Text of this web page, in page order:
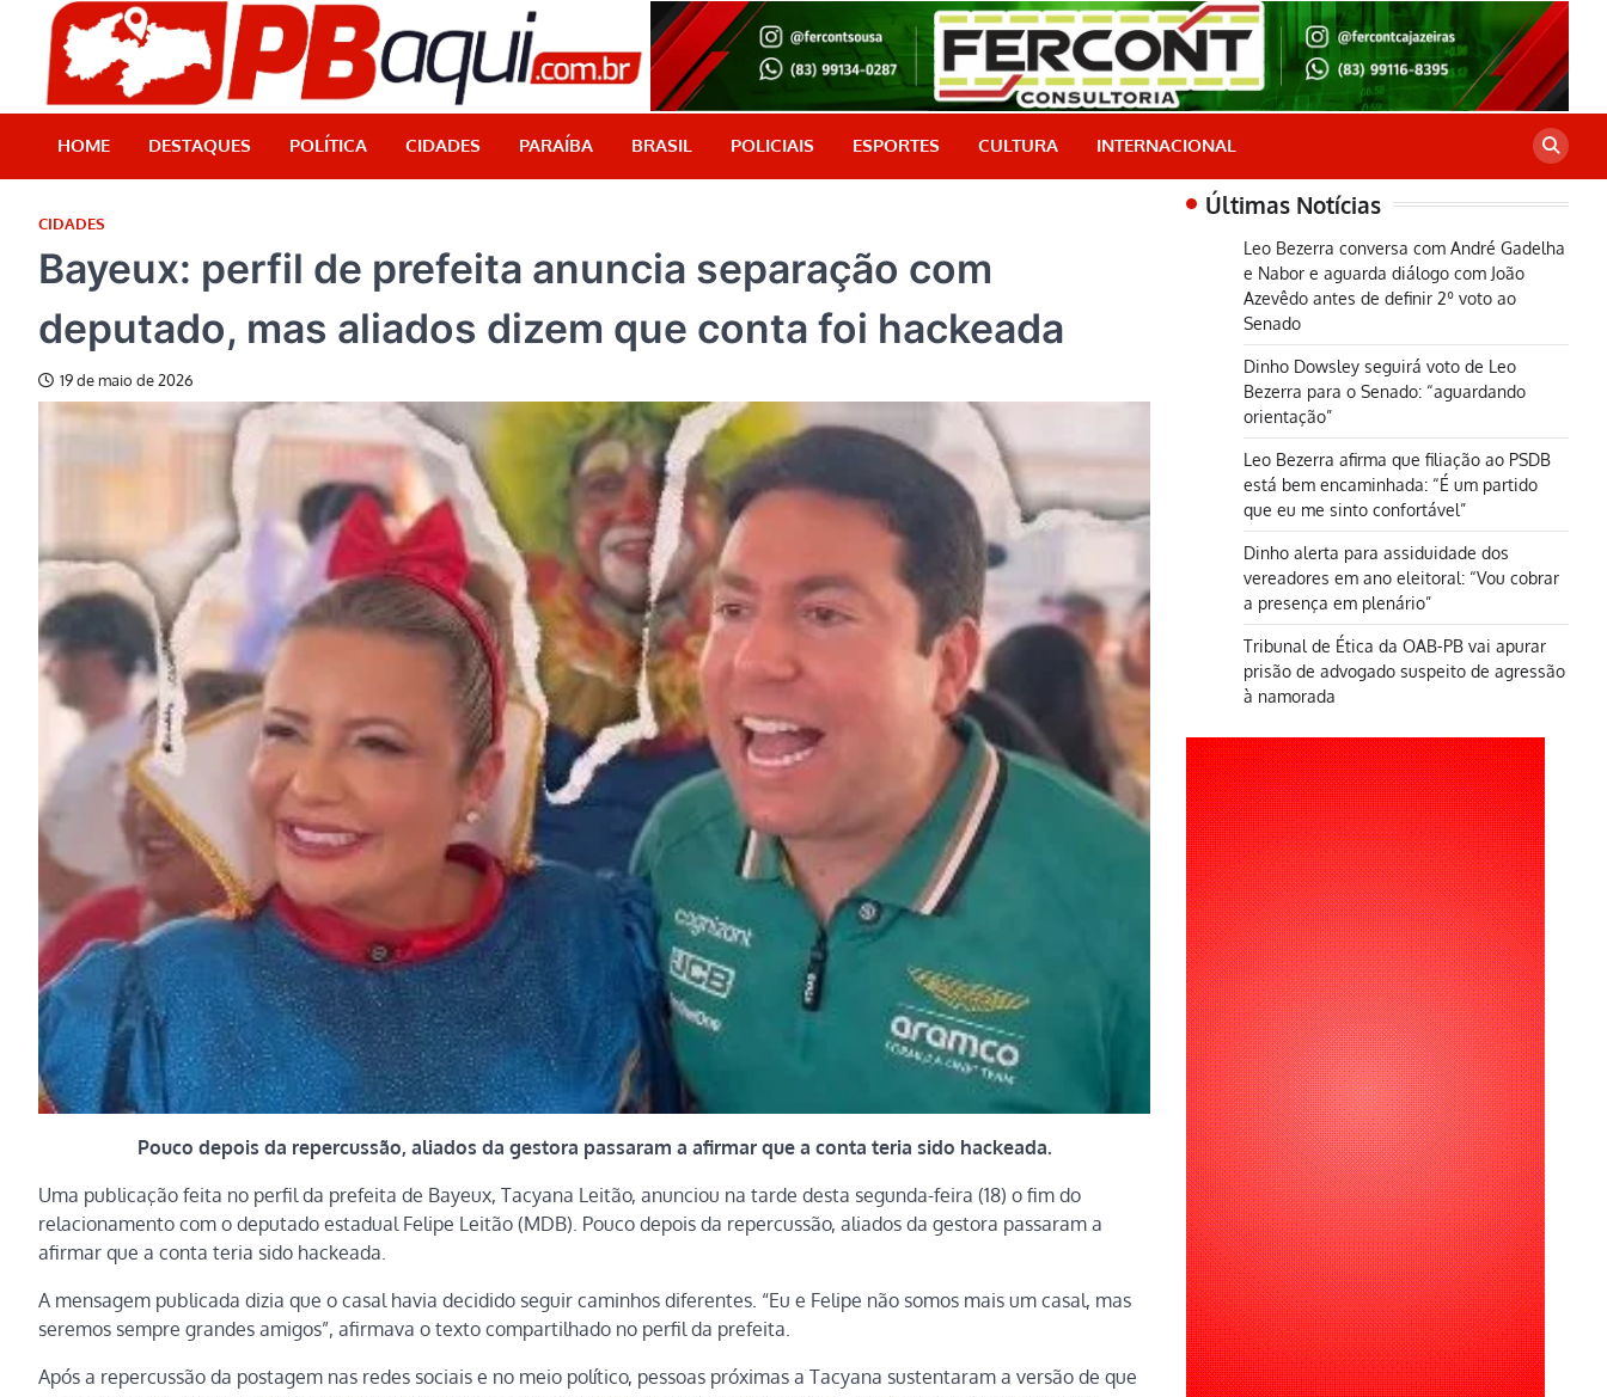
content
PB Aqui
Jornalismo com credibilidade, é aqui!
HOME DESTAQUES POLÍTICA CIDADES PARAÍBA BRASIL POLICIAIS ESPORTES CULTURA INTERNACIONAL
CIDADES
Bayeux: perfil de prefeita anuncia separação com
deputado, mas aliados dizem que conta foi hackeada
19 de maio de 2026
Pouco depois da repercussão, aliados da gestora passaram a afirmar que a conta teria sido hackeada.
Uma publicação feita no perfil da prefeita de Bayeux, Tacyana Leitão, anunciou na tarde desta segunda-feira (18) o fim do
relacionamento com o deputado estadual Felipe Leitão (MDB). Pouco depois da repercussão, aliados da gestora passaram a
afirmar que a conta teria sido hackeada.
A mensagem publicada dizia que o casal havia decidido seguir caminhos diferentes. “Eu e Felipe não somos mais um casal, mas
seremos sempre grandes amigos”, afirmava o texto compartilhado no perfil da prefeita.
Após a repercussão da postagem nas redes sociais e no meio político, pessoas próximas a Tacyana sustentaram a versão de que
Últimas Notícias
Leo Bezerra conversa com André Gadelha
e Nabor e aguarda diálogo com João
Azevêdo antes de definir 2º voto ao
Senado
Dinho Dowsley seguirá voto de Leo
Bezerra para o Senado: “aguardando
orientação”
Leo Bezerra afirma que filiação ao PSDB
está bem encaminhada: “É um partido
que eu me sinto confortável”
Dinho alerta para assiduidade dos
vereadores em ano eleitoral: “Vou cobrar
a presença em plenário”
Tribunal de Ética da OAB-PB vai apurar
prisão de advogado suspeito de agressão
à namorada